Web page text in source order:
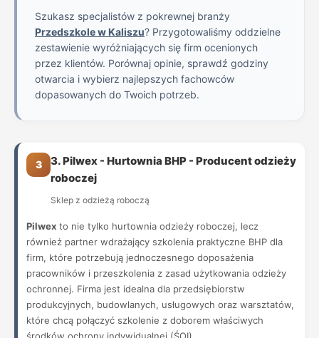
Szukasz specjalistów z pokrewnej branży
Przedszkole w Kaliszu? Przygotowaliśmy oddzielne
zestawienie wyróżniających się firm ocenionych
przez klientów. Porównaj opinie, sprawdź godziny
otwarcia i wybierz najlepszych fachowców
dopasowanych do Twoich potrzeb.
3
3. Pilwex - Hurtownia BHP - Producent odzieży
roboczej
Sklep z odzieżą roboczą
Pilwex to nie tylko hurtownia odzieży roboczej, lecz
również partner wdrażający szkolenia praktyczne BHP dla
firm, które potrzebują jednoczesnego doposażenia
pracowników i przeszkolenia z zasad użytkowania odzieży
ochronnej. Firma jest idealna dla przedsiębiorstw
produkcyjnych, budowlanych, usługowych oraz warsztatów,
które chcą połączyć szkolenie z doborem właściwych